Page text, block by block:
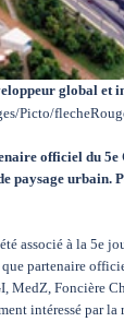
global et
officiel du 5e
paysage urbain.
associé à la 5e
partenaire
MedZ, Foncière
intéressé par